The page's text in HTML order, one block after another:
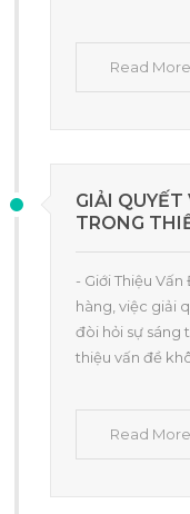
Read More
GIẢI
TRONG
- Giới Thiệu
hàng, việc giải
đòi hỏi sự sáng
thiệu vấn đề
Read More